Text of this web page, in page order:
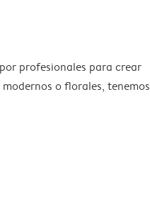
profesionales para crear
o florales, tenemos